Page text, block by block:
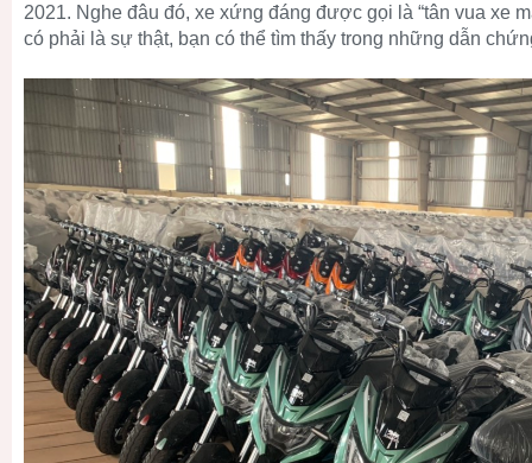
2021. Nghe đâu đó, xe xứng đáng được gọi là “tân vua xe
có phải là sự thật, bạn có thể tìm thấy trong những dẫn